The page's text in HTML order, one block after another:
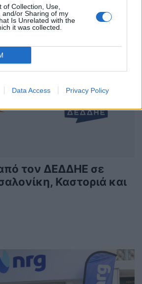
of Collection, Use,
and/or Sharing of my
Is Unrelated with the
it was collected.
Data Access Privacy Policy
τον ΔΕΔΔΗΕ σε
Καστοριά και